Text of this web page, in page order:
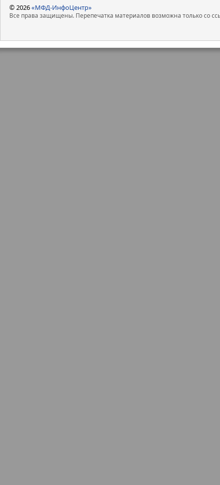
© 2026«МФД-ИнфоЦентр»
Все права защищены. Перепечатка материалов возможна только со